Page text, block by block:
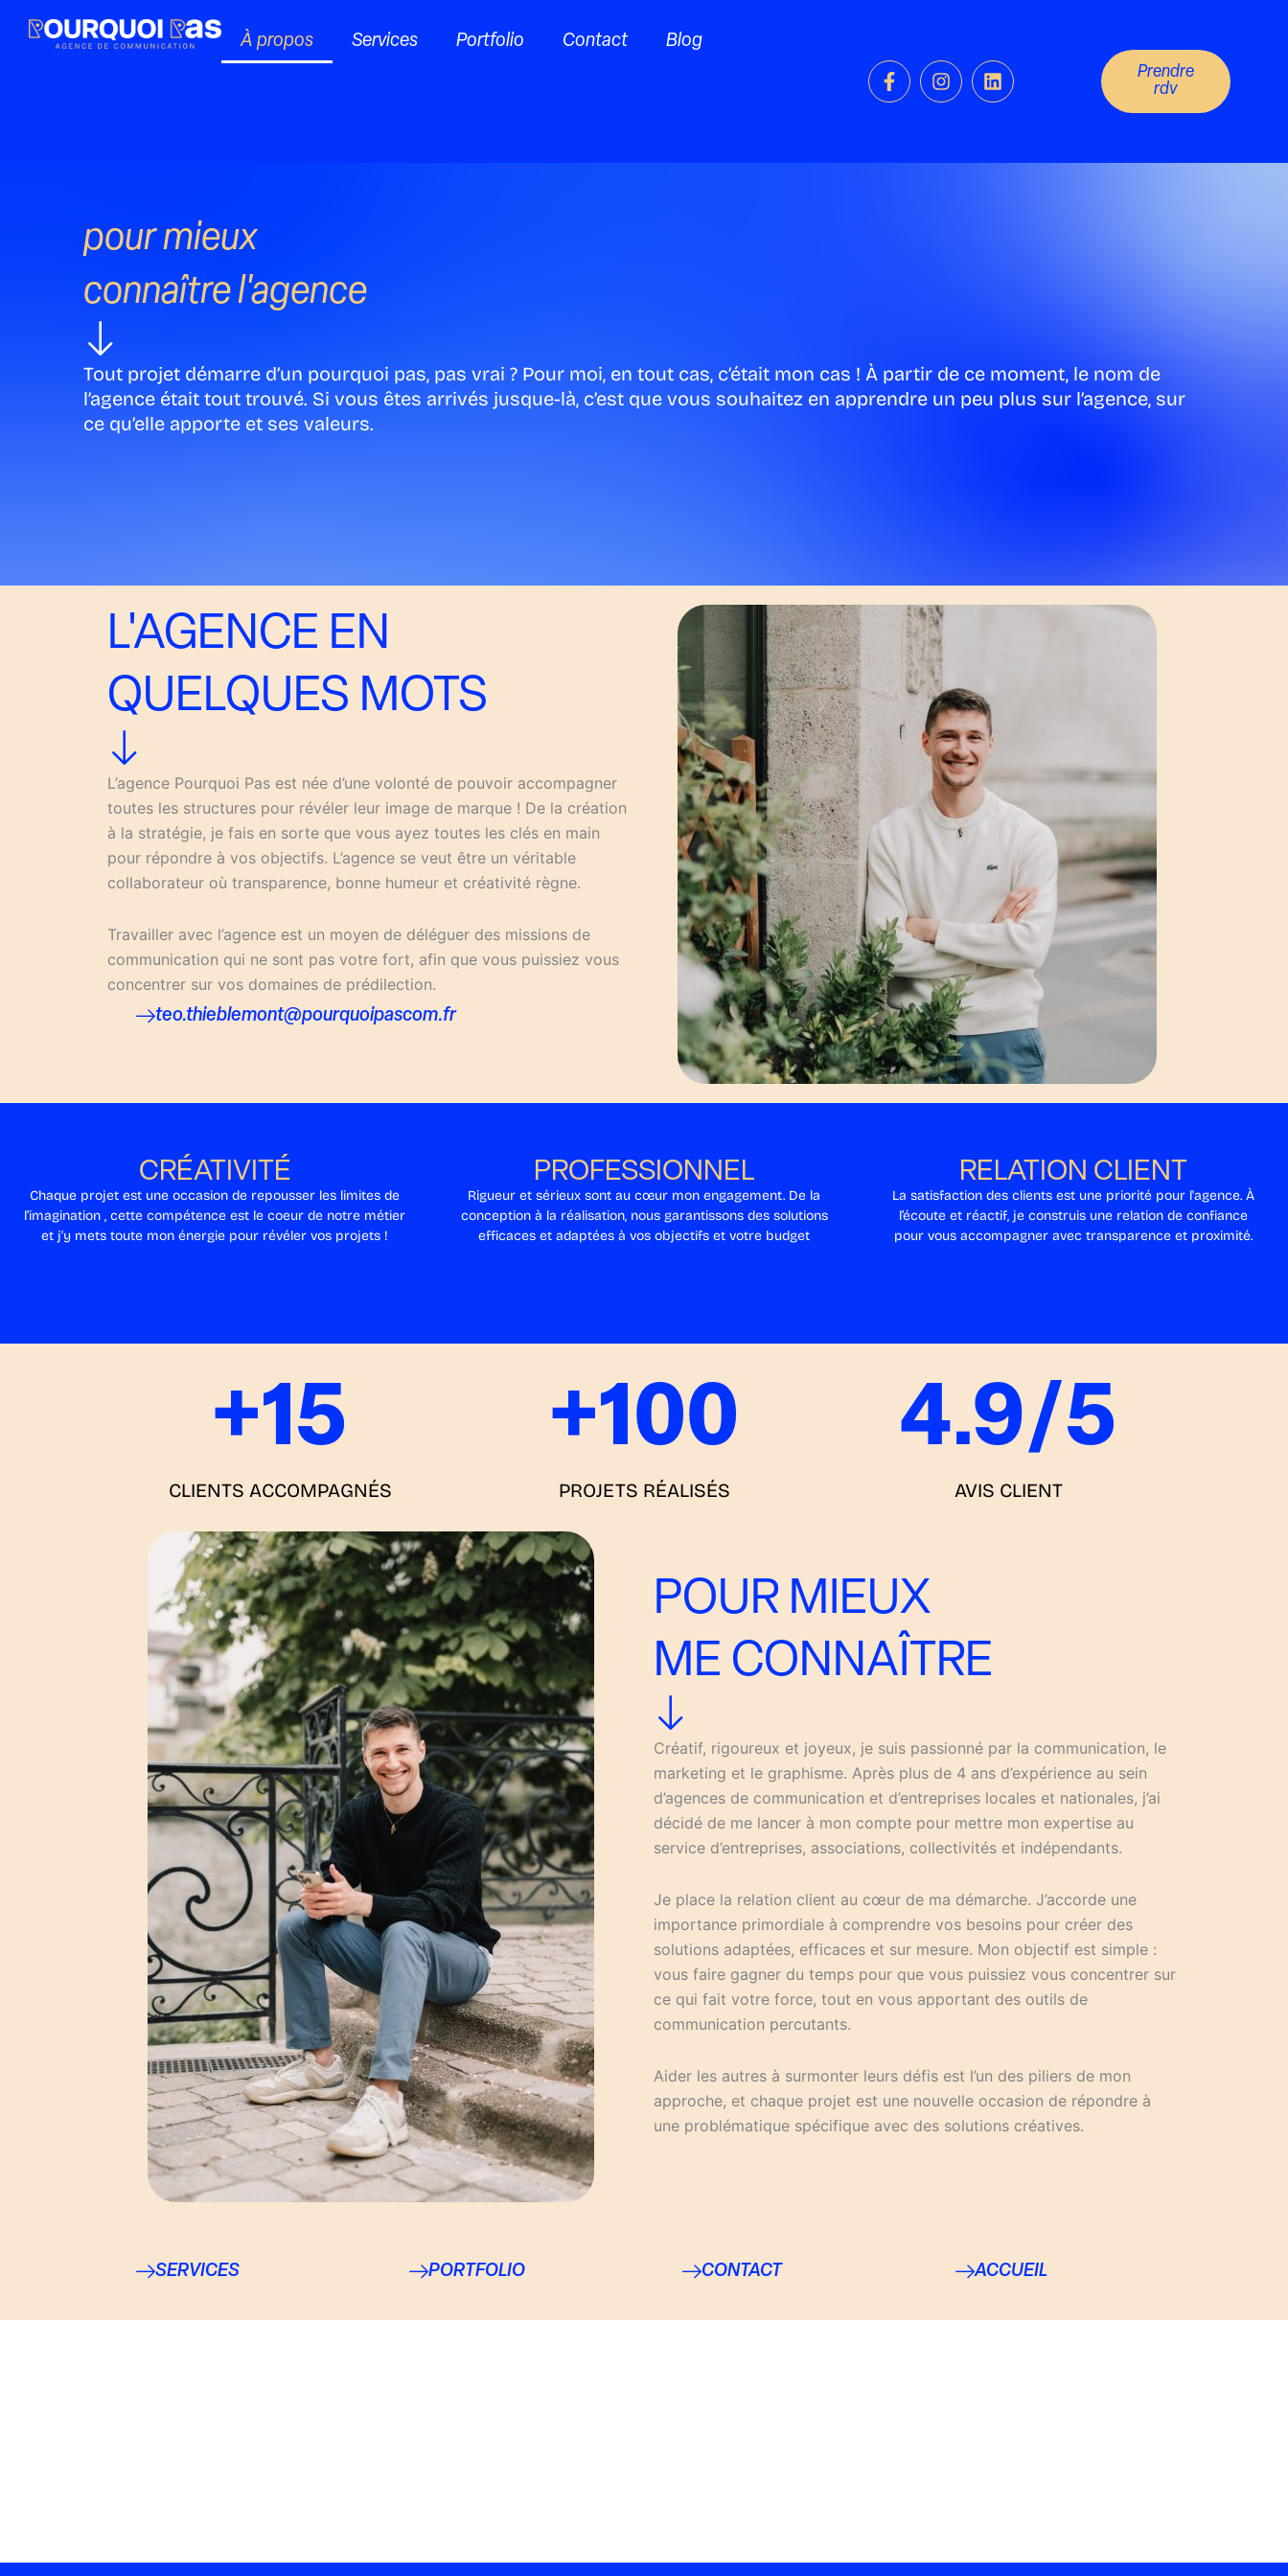
À propos Services Portfolio Contact Blog
F
a
c
o
I
n
s
g
L
i
n
d
Prendre
rdv
pour mieux
connaître l'agence
Tout projet démarre d’un pourquoi pas, pas vrai ? Pour moi, en tout cas, c’était mon cas ! À partir de ce moment, le nom de
l’agence était tout trouvé. Si vous êtes arrivés jusque-là, c’est que vous souhaitez en apprendre un peu plus sur l’agence, sur
ce qu’elle apporte et ses valeurs.
L'AGENCE EN
QUELQUES MOTS
L’agence Pourquoi Pas est née d’une volonté de pouvoir accompagner
toutes les structures pour révéler leur image de marque ! De la création
à la stratégie, je fais en sorte que vous ayez toutes les clés en main
pour répondre à vos objectifs. L’agence se veut être un véritable
collaborateur où transparence, bonne humeur et créativité règne.
Travailler avec l’agence est un moyen de déléguer des missions de
communication qui ne sont pas votre fort, afin que vous puissiez vous
concentrer sur vos domaines de prédilection.
teo.thieblemont@pourquoipascom.fr
CRÉATIVITÉ
Chaque projet est une occasion de repousser les limites de
l’imagination , cette compétence est le coeur de notre métier
et j'y mets toute mon énergie pour révéler vos projets !
PROFESSIONNEL
Rigueur et sérieux sont au cœur mon engagement. De la
conception à la réalisation, nous garantissons des solutions
efficaces et adaptées à vos objectifs et votre budget
RELATION CLIENT
La satisfaction des clients est une priorité pour l'agence. À
l’écoute et réactif, je construis une relation de confiance
pour vous accompagner avec transparence et proximité.
CLIENTS ACCOMPAGNÉS
+15
PROJETS RÉALISÉS
+100
AVIS CLIENT
4.9/5
POUR MIEUX
ME CONNAÎTRE
Créatif, rigoureux et joyeux, je suis passionné par la communication, le
marketing et le graphisme. Après plus de 4 ans d’expérience au sein
d’agences de communication et d’entreprises locales et nationales, j’ai
décidé de me lancer à mon compte pour mettre mon expertise au
service d’entreprises, associations, collectivités et indépendants.
Je place la relation client au cœur de ma démarche. J’accorde une
importance primordiale à comprendre vos besoins pour créer des
solutions adaptées, efficaces et sur mesure. Mon objectif est simple :
vous faire gagner du temps pour que vous puissiez vous concentrer sur
ce qui fait votre force, tout en vous apportant des outils de
communication percutants.
Aider les autres à surmonter leurs défis est l’un des piliers de mon
approche, et chaque projet est une nouvelle occasion de répondre à
une problématique spécifique avec des solutions créatives.
SERVICES PORTFOLIO CONTACT ACCUEIL